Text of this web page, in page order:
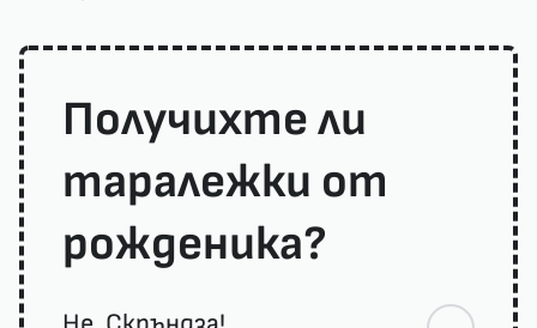
Получихте ли
таралежки от
рожденика?